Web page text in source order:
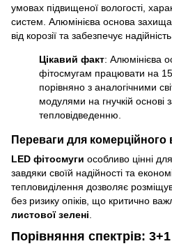
умовах підвищеної вологості,
систем. Алюмінієва основа
від корозії та забезпечує
Цікавий факт: Алюмінієва
фітосмугам працювати на
порівняно з аналогічними
модулями на гнучкій основі
тепловідведенню.
Переваги для комерційного
LED фітосмуги особливо цінні
завдяки своїй надійності та
тепловиділення дозволяє
без ризику опіків, що критично
листової зелені
Порівняння спектрів: 3+1